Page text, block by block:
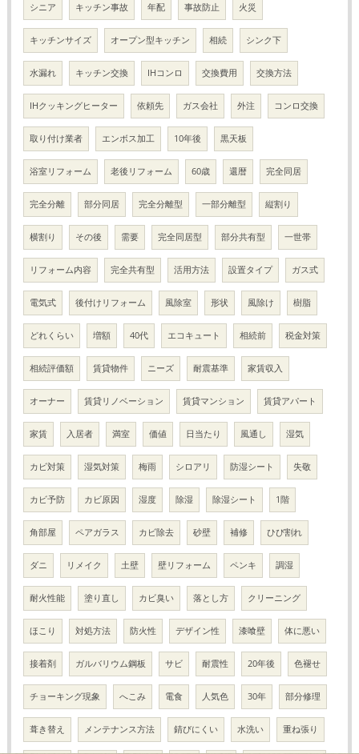
シニア キッチン事故 年配 事故防止 火災
キッチンサイズ オープン型キッチン 相続 シンク下
水漏れ キッチン交換 IHコンロ 交換費用 交換方法
IHクッキングヒーター 依頼先 ガス会社 外注 コンロ交換
取り付け業者 エンボス加工 10年後 黒天板
浴室リフォーム 老後リフォーム 60歳 還暦 完全同居
完全分離 部分同居 完全分離型 一部分離型 縦割り
横割り その後 需要 完全同居型 部分共有型 一世帯
リフォーム内容 完全共有型 活用方法 設置タイプ ガス式
電気式 後付けリフォーム 風除室 形状 風除け 樹脂
どれくらい 増額 40代 エコキュート 相続前 税金対策
相続評価額 賃貸物件 ニーズ 耐震基準 家賃収入
オーナー 賃貸リノベーション 賃貸マンション 賃貸アパート
家賃 入居者 満室 価値 日当たり 風通し 湿気
カビ対策 湿気対策 梅雨 シロアリ 防湿シート 失敬
カビ予防 カビ原因 湿度 除湿 除湿シート 1階
角部屋 ペアガラス カビ除去 砂壁 補修 ひび割れ
ダニ リメイク 土壁 壁リフォーム ペンキ 調湿
耐火性能 塗り直し カビ臭い 落とし方 クリーニング
ほこり 対処方法 防火性 デザイン性 漆喰壁 体に悪い
接着剤 ガルバリウム鋼板 サビ 耐震性 20年後 色褪せ
チョーキング現象 へこみ 電食 人気色 30年 部分修理
葺き替え メンテナンス方法 錆びにくい 水洗い 重ね張り